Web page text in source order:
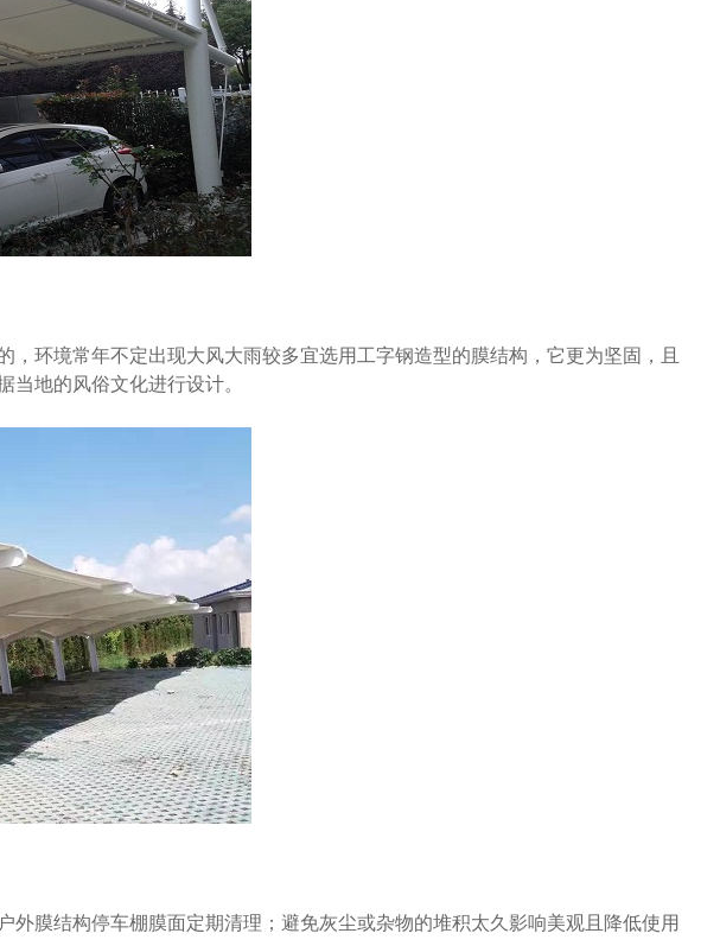
，环境常年不定出现大风大雨较多宜选用工字钢造型的膜结构，它更为坚固，且
地的风俗文化进行设计。
膜结构停车棚膜面定期清理；避免灰尘或杂物的堆积太久影响美观且降低使用